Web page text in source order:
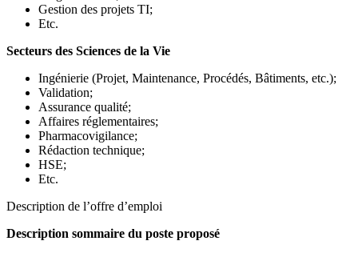
Gestion des projets TI;
Etc.
Secteurs des Sciences de la Vie
Ingénierie (Projet, Maintenance, Procédés, Bâtiments, etc.);
Validation;
Assurance qualité;
Affaires réglementaires;
Pharmacovigilance;
Rédaction technique;
HSE;
Etc.
Description de l’offre d’emploi
Description sommaire du poste proposé